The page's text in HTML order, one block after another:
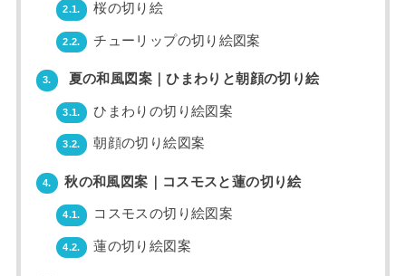
2.1. 桜の切り絵
2.2. チューリップの切り絵図案
3. 夏の和風図案｜ひまわりと朝顔の切り絵
3.1. ひまわりの切り絵図案
3.2. 朝顔の切り絵図案
4. 秋の和風図案｜コスモスと蓮の切り絵
4.1. コスモスの切り絵図案
4.2. 蓮の切り絵図案